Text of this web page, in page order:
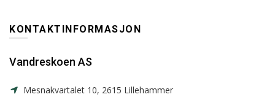
KONTAKTINFORMASJON
Vandreskoen AS
Mesnakvartalet 10, 2615 Lillehammer